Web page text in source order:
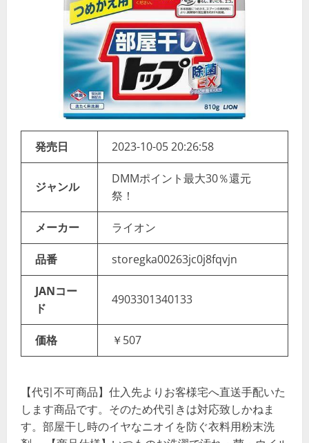
発売日 2023-10-05 20:26:58
ジャンル
DMMポイント最大30％還元
祭！
メーカー ライオン
品番 storegka00263jc0j8fqvjn
JANコー
ド
4903301340133
価格 ￥507
【代引不可商品】仕入先よりお客様宅へ直送手配いた
します商品です。そのため代引きは対応致しかねま
す。部屋干し時のイヤなニオイを防ぐ衣料用粉末洗